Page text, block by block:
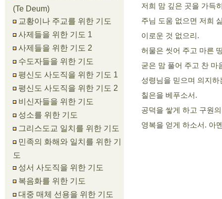
(Te Deum)
교황이나 주교를 위한 기도
사제들을 위한 기도 1
사제들을 위한 기도 2
수도자들을 위한 기도
평신도 사도직을 위한 기도 1
평신도 사도직을 위한 기도 2
비신자들을 위한 기도
성소를 위한 기도
그리스도교 일치를 위한 기도
민족의 화해와 일치를 위한 기
도
성서 사도직을 위한 기도
복음화를 위한 기도
대중 매체 선용을 위한 기도
저희 맘 깊은 곳을 가득
주님 도움 없으면 저희
이로운 것 없으리.
허물은 씻어 주고 마른
굳은 맘 풀어 주고 찬 마
성령님을 믿으며 의지하
칠은을 베푸소서.
공덕을 쌓게 하고 구원
영복을 얻게 하소서. 아